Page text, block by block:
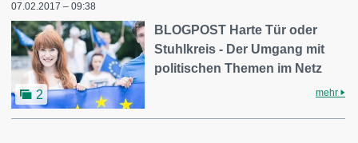
07.02.2017 – 09:38
2
BLOGPOST Harte Tür oder
Stuhlkreis - Der Umgang mit
politischen Themen im Netz
mehr